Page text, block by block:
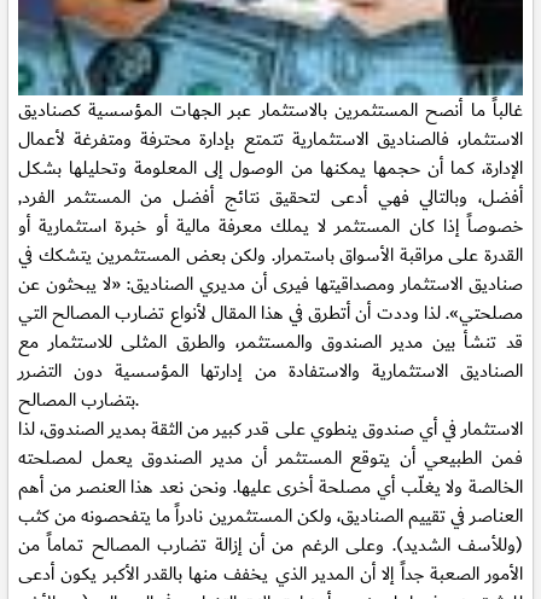
غالباً ما أنصح المستثمرين بالاستثمار عبر الجهات المؤسسية كصناديق
الاستثمار، فالصناديق الاستثمارية تتمتع بإدارة محترفة ومتفرغة لأعمال
الإدارة، كما أن حجمها يمكنها من الوصول إلى المعلومة وتحليلها بشكل
أفضل، وبالتالي فهي أدعى لتحقيق نتائج أفضل من المستثمر الفرد,
خصوصاً إذا كان المستثمر لا يملك معرفة مالية أو خبرة استثمارية أو
القدرة على مراقبة الأسواق باستمرار. ولكن بعض المستثمرين يتشكك في
صناديق الاستثمار ومصداقيتها فيرى أن مديري الصناديق: «لا يبحثون عن
مصلحتي». لذا وددت أن أتطرق في هذا المقال لأنواع تضارب المصالح التي
قد تنشأ بين مدير الصندوق والمستثمر، والطرق المثلى للاستثمار مع
الصناديق الاستثمارية والاستفادة من إدارتها المؤسسية دون التضرر
بتضارب المصالح.
الاستثمار في أي صندوق ينطوي على قدر كبير من الثقة بمدير الصندوق، لذا
فمن الطبيعي أن يتوقع المستثمر أن مدير الصندوق يعمل لمصلحته
الخالصة ولا يغلّب أي مصلحة أخرى عليها. ونحن نعد هذا العنصر من أهم
العناصر في تقييم الصناديق، ولكن المستثمرين نادراً ما يتفحصونه من كثب
(وللأسف الشديد). وعلى الرغم من أن إزالة تضارب المصالح تماماً من
الأمور الصعبة جداً إلا أن المدير الذي يخفف منها بالقدر الأكبر يكون أدعى